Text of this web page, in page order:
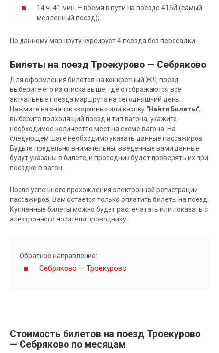
14 ч. 41 мин. – время в пути на поезде 415Й (самый
медленный поезд);
По данному маршруту курсирует 4 поезда без пересадки.
Билеты на поезд Троекурово — Себряково
Для оформления билетов на конкретный ЖД поезд -
выберите его из списка выше, где отображаются все
актуальные поезда маршрута на сегодняшний день.
Нажмите на значок «корзины» или кнопку "Найти Билеты",
выберите подходящий поезд и тип вагона, укажите
необходимое количество мест на схеме вагона. На
следующем шаге необходимо указать данные пассажиров.
Будьте предельно внимательны, введенные вами данные
будут указаны в билете, и проводник будет проверять их при
посадке в вагон.
После успешного прохождения электронной регистрации
пассажиров, Вам остается только оплатить билеты на поезд.
Купленные билеты можно будет распечатать или показать с
электронного носителя проводнику.
Обратное направление:
Себряково — Троекурово
Стоимость билетов на поезд Троекурово
— Себряково по месяцам